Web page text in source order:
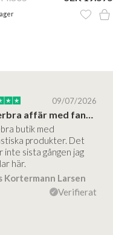
09/07/2026
butik med
produkter. Det
inte sista gången jag
här.
Kortermann Larsen
Verifierat